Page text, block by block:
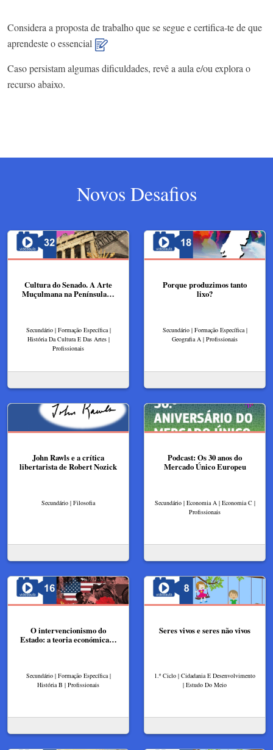
Considera a proposta de trabalho que se segue e certifica-te de que
aprendeste o essencial
Caso persistam algumas dificuldades, revê a aula e/ou explora o
recurso abaixo.
Novos Desafios
Cultura do Senado. A Arte
Muçulmana na Península…
Secundário | Formação Específica |
História Da Cultura E Das Artes |
Profissionais
Porque produzimos tanto
lixo?
Secundário | Formação Específica |
Geografia A | Profissionais
John Rawls e a crítica
libertarista de Robert Nozick
Secundário | Filosofia
Podcast: Os 30 anos do
Mercado Único Europeu
Secundário | Economia A | Economia C |
Profissionais
O intervencionismo do
Estado: a teoria económica…
Secundário | Formação Específica |
História B | Profissionais
Seres vivos e seres não vivos
1.º Ciclo | Cidadania E Desenvolvimento
| Estudo Do Meio